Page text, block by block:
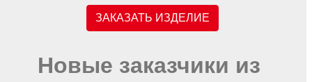
ЗАКАЗАТЬ ИЗДЕЛИЕ
Новые заказчики из